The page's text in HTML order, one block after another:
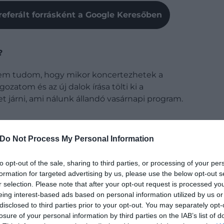
Do Not Process My Personal Information
opt-out of the sale, sharing to third parties, or processing of your
for targeted advertising by us, please use the below opt-out
selection. Please note that after your opt-out request is processed
interest-based ads based on personal information utilized by us
to third parties prior to your opt-out. You may separately
of your personal information by third parties on the IAB’s list of
forrásként a Google Keresőben
tudom, hogy mikor koncertezhetek a
és az új dalok írása tölti ki a
járni, ami nálunk állandó vasárnapi program.
vásárolhatunk friss zöldségeket, gyümölcsöket,
veszünk krémeket, szörpöket, illetve, mivel
is ott szoktam beszerezni.